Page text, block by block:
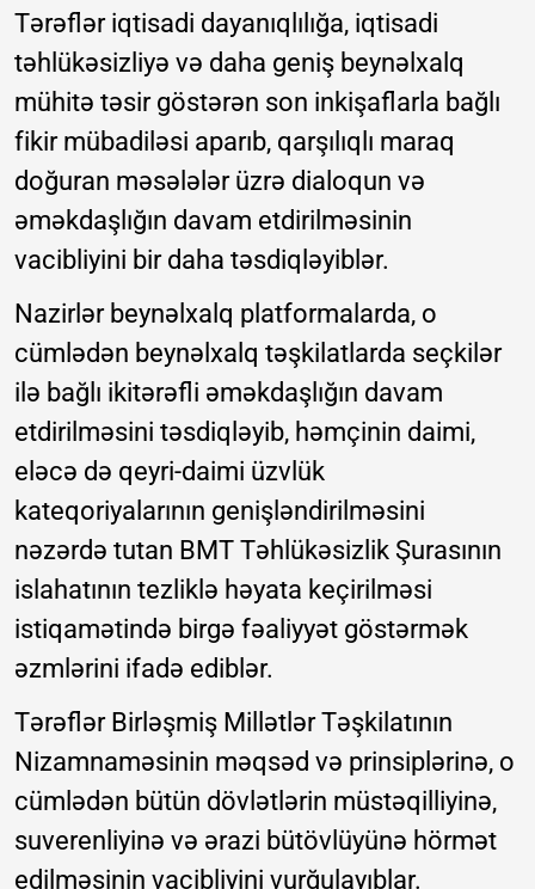
Tərəflər iqtisadi dayanıqlılığa, iqtisadi
təhlükəsizliyə və daha geniş beynəlxalq
mühitə təsir göstərən son inkişaflarla bağlı
fikir mübadiləsi aparıb, qarşılıqlı maraq
doğuran məsələlər üzrə dialoqun və
əməkdaşlığın davam etdirilməsinin
vacibliyini bir daha təsdiqləyiblər.
Nazirlər beynəlxalq platformalarda, o
cümlədən beynəlxalq təşkilatlarda seçkilər
ilə bağlı ikitərəfli əməkdaşlığın davam
etdirilməsini təsdiqləyib, həmçinin daimi,
eləcə də qeyri-daimi üzvlük
kateqoriyalarının genişləndirilməsini
nəzərdə tutan BMT Təhlükəsizlik Şurasının
islahatının tezliklə həyata keçirilməsi
istiqamətində birgə fəaliyyət göstərmək
əzmlərini ifadə ediblər.
Tərəflər Birləşmiş Millətlər Təşkilatının
Nizamnaməsinin məqsəd və prinsiplərinə, o
cümlədən bütün dövlətlərin müstəqilliyinə,
suverenliyinə və ərazi bütövlüyünə hörmət
edilməsinin vacibliyini vurğulayıblar.